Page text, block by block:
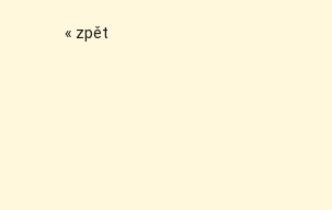
« zpět